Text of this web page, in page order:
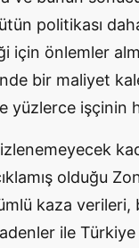
politikası
için önlemler
bir maliyet
yüzlerce işçinin
olduğu
kaza
ile Türkiye